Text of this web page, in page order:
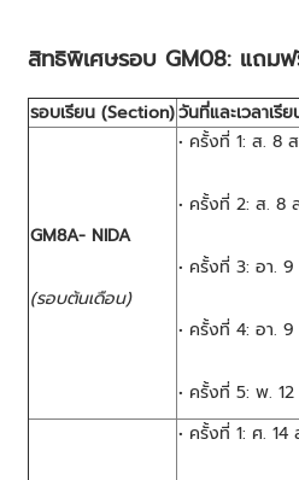
สิทธิพิเศษรอบ GM08: แถมฟ
รอบเรียน (Section)วันที่และเวลาเรี
GM8A- NIDA
(รอบต้นเดือน)
• ครั้งที่ 1: ส. 8
• ครั้งที่ 2: ส. 8
• ครั้งที่ 3: อา.
• ครั้งที่ 4: อา.
• ครั้งที่ 5: พ. 12
• ครั้งที่ 1: ศ.